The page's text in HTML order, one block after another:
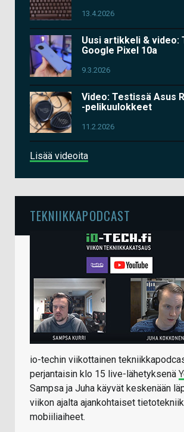
13.4.2026
Uusi artikkeli & video:
Google Pixel 10a
9.3.2026
Video: Testissä Asus
-pelikuulokkeet
11.2.2026
Lisää videoita
TEKNIIKKAPODCAST
io-techin viikottainen
perjantaisin klo 15 live-lähetyksenä
Sampsa ja Juha käyvät keskenään
viikon ajalta ajankohtaiset
mobiiliaiheet.